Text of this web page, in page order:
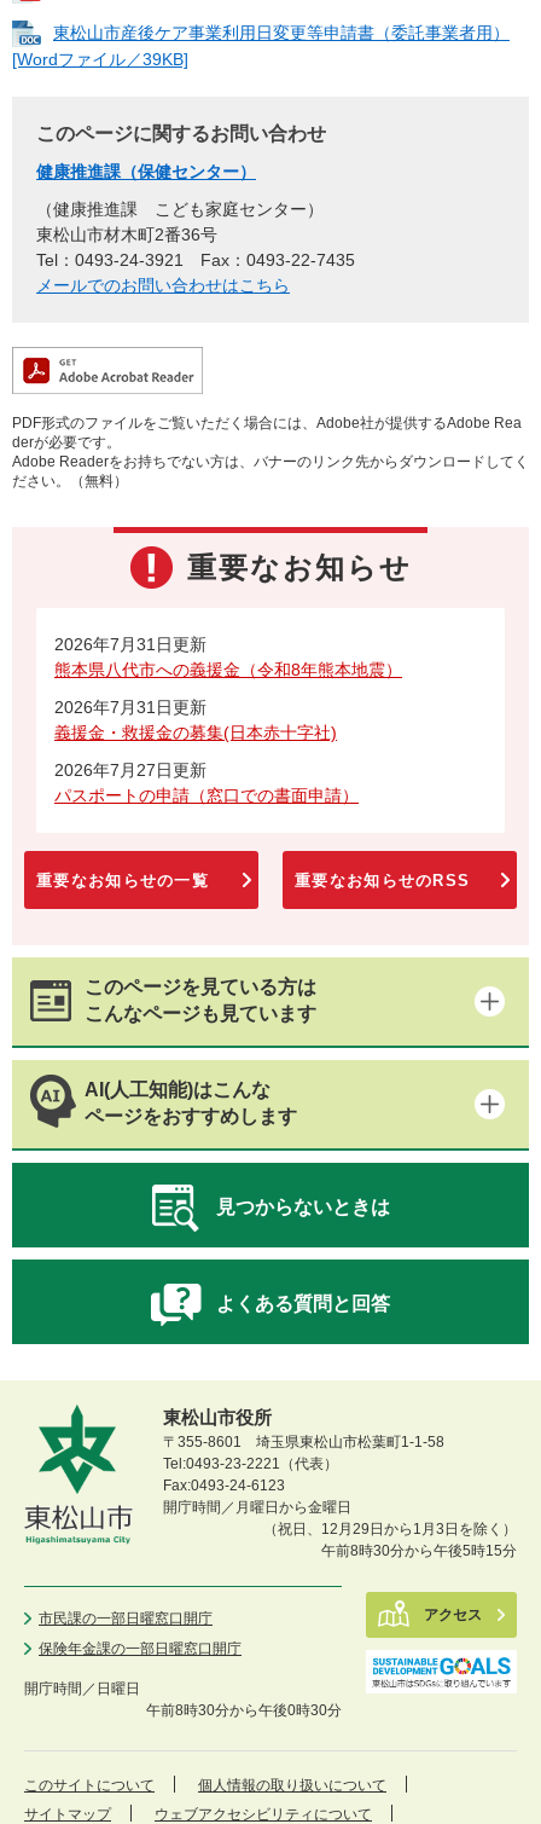
東松山市産後ケア事業利用日変更等申請書（委託事業者用）
[Wordファイル／39KB]
このページに関するお問い合わせ
健康推進課（保健センター）
健康推進課 こども家庭センター
東松山市材木町2番36号
Tel：0493-24-3921
Fax：0493-22-7435
メールでのお問い合わせはこちら
PDF形式のファイルをご覧いただく場合には、Adobe社が提供するAdobe Rea
derが必要です。
Adobe Readerをお持ちでない方は、バナーのリンク先からダウンロードしてく
ださい。（無料）
重要なお知らせ
2026年7月31日更新
熊本県八代市への義援金（令和8年熊本地震）
2026年7月31日更新
義援金・救援金の募集(日本赤十字社)
2026年7月27日更新
パスポートの申請（窓口での書面申請）
重要なお知らせの一覧 重要なお知らせのRSS
このページを見ている方は
こんなページも見ています
AI(人工知能)はこんな
ページをおすすめします
見つからないときは
よくある質問と回答
東松山市役所
〒355-8601 埼玉県東松山市松葉町1-1-58
Tel:0493-23-2221（代表）
Fax:0493-24-6123
開庁時間／月曜日から金曜日
（祝日、12月29日から1月3日を除く）
午前8時30分から午後5時15分
市民課の一部日曜窓口開庁
保険年金課の一部日曜窓口開庁
開庁時間／ 日曜日
午前8時30分から午後0時30分
アクセス
このサイトについて
個人情報の取り扱いについて
サイトマップ
ウェブアクセシビリティについて